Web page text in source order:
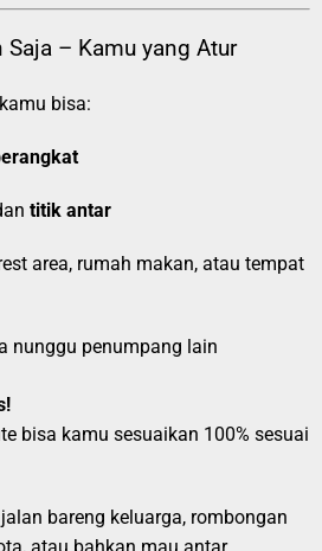
Saja – Kamu yang Atur
bisa:
titik antar
area, rumah makan, atau tempat
nunggu penumpang lain
bisa kamu sesuaikan 100% sesuai
bareng keluarga, rombongan